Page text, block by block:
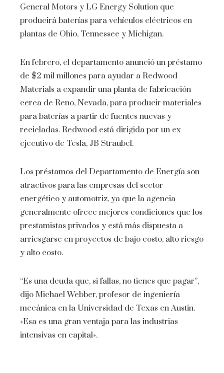
General Motors y LG Energy Solution que
producirá baterías para vehículos eléctricos en
plantas de Ohio, Tennessee y Michigan.
En febrero, el departamento anunció un préstamo
de $2 mil millones para ayudar a Redwood
Materials a expandir una planta de fabricación
cerca de Reno, Nevada, para producir materiales
para baterías a partir de fuentes nuevas y
recicladas. Redwood está dirigida por un ex
ejecutivo de Tesla, JB Straubel.
Los préstamos del Departamento de Energía son
atractivos para las empresas del sector
energético y automotriz, ya que la agencia
generalmente ofrece mejores condiciones que los
prestamistas privados y está más dispuesta a
arriesgarse en proyectos de bajo costo, alto riesgo
y alto costo.
“Es una deuda que, si fallas, no tienes que pagar”,
dijo Michael Webber, profesor de ingeniería
mecánica en la Universidad de Texas en Austin.
«Esa es una gran ventaja para las industrias
intensivas en capital».